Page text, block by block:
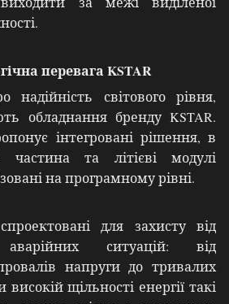
перевага KSTAR
світового рівня,
обладнання бренду KSTAR.
інтегровані рішення, в
частина та літієві модулі
на програмному рівні.
для захисту від
аварійних ситуацій: від
напруги до тривалих
високій щільності енергії такі